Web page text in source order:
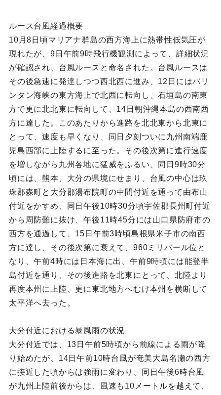
ルース台風経過概要
10月8日頃マリアナ群島の西方海上に熱帯性低気圧が
現れたが、9日午前9時飛行機観測によって、詳細状況
が確認され、台風ルースと命名された。台風ルースは
その後急速に発達しつつ西北西に進み、12日にはバリ
ンタン海峡の東方海上で北西に転向し、石垣島の南東
方で更に北北東に転向して、14日朝沖縄本島の西南西
方に達した。このあたりから進路を北北東から北東に
とって、速度も早くなり、同日夕刻ついに九州南端鹿
児島西部に上陸するに至った。その後次第に進行速度
を増しながら九州各地に猛威をふるい、同日9時30分
頃には、熊本、大分の県境にせまり、台風の中心は玖
珠郡森町と大分郡湯布院町の中間付近を通って由布山
付近をかすめ、同日午後10時30分頃宇佐郡長州町付近
から周防難に抜け、午後11時45分には山口県防府市の
西方を通過して、15日午前3時頃島根県米子市の南西
方に達し、その後次第に衰えて、960ミリバール位と
なり、午前4時には日本海に出、午前9時頃には能登半
島付近を通り、その後進路を北東にとって、北陸より
再度本州に上陸、更に東北地方へむけ本州を横断して
太平洋へ去った。
大分付近における暴風雨の状況
大分付近では、13日午前5時頃から前線による雨が降
り始めたが、14日午前10時台風が奄美大島名瀬の西方
に接近した頃からは強雨に変わり、同日午後6時台風
が九州上陸前後からは、風速も10メートルを越えて、